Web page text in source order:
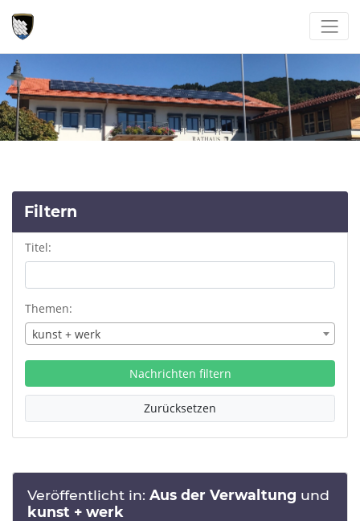
Filtern
Titel:
Themen:
kunst + werk
Nachrichten filtern
Zurücksetzen
Veröffentlicht in: Aus der Verwaltung und
kunst + werk